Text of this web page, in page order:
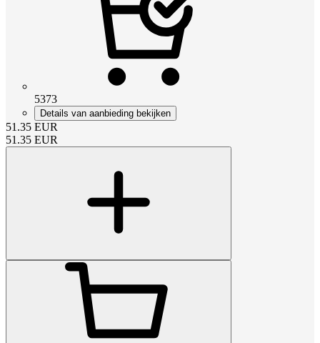
5373
Details van aanbieding bekijken
51.35 EUR
51.35 EUR